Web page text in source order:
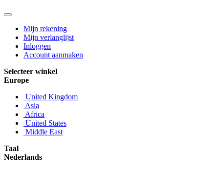
Mijn rekening
Mijn verlanglijst
Inloggen
Account aanmaken
Selecteer winkel
Europe
United Kingdom
Asia
Africa
United States
Middle East
Taal
Nederlands